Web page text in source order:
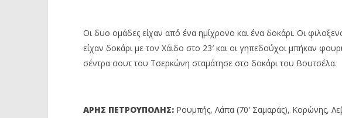
Οι δυο ομάδες είχαν από ένα ημίχρονο και ένα δοκάρι. Οι
είχαν δοκάρι με τον Χάιδο στο 23′ και οι γηπεδούχοι μπήκαν
σέντρα σουτ του Τσερκώνη σταμάτησε στο δοκάρι του Βουτσέλα.
ΑΡΗΣ ΠΕΤΡΟΥΠΟΛΗΣ:Ρουμπής, Λάπα (70′ Σαμαράς), Κορώνης,